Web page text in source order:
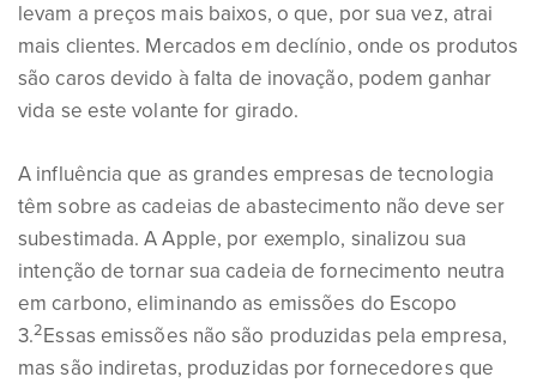
levam a preços mais baixos, o que, por sua vez, atrai
mais clientes. Mercados em declínio, onde os produtos
são caros devido à falta de inovação, podem ganhar
vida se este volante for girado.
A influência que as grandes empresas de tecnologia
têm sobre as cadeias de abastecimento não deve ser
subestimada. A Apple, por exemplo, sinalizou sua
intenção de tornar sua cadeia de fornecimento neutra
em carbono, eliminando as emissões do Escopo
3.2Essas emissões não são produzidas pela empresa,
mas são indiretas, produzidas por fornecedores que